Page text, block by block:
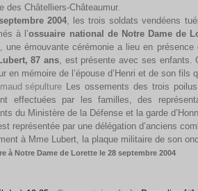
des Châtelliers-Châteaumur.
2004, les trois soldats vendéens
à l’ossuaire national de Notre Dame de
, une émouvante cérémonie a lieu en présence
87 ans, est présente avec ses enfants.
en mémoire de l’épouse d’Henri et de son
Les ossements des trois
effectuées par les familles, des
du Ministère de la Défense et la garde
représentée par une délégation d’anciens
à Mme Lubert, la plaque militaire de son
à Notre Dame de Lorette le 28 septembre 2004